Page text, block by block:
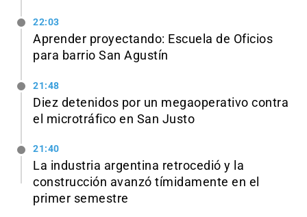
22:03
Aprender proyectando: Escuela de Oficios
para barrio San Agustín
21:48
Diez detenidos por un megaoperativo contra
el microtráfico en San Justo
21:40
La industria argentina retrocedió y la
construcción avanzó tímidamente en el
primer semestre